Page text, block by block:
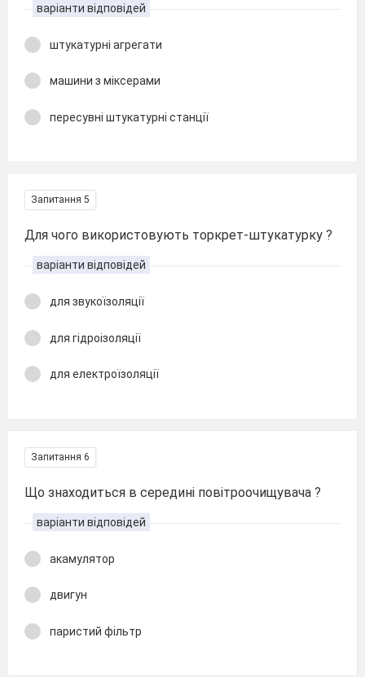
варіанти відповідей
штукатурні агрегати
машини з міксерами
пересувні штукатурні станції
Запитання 5
Для чого використовують торкрет-штукатурку ?
варіанти відповідей
для звукоїзоляції
для гідроізоляції
для електроїзоляції
Запитання 6
Що знаходиться в середині повітроочищувача ?
варіанти відповідей
акамулятор
двигун
паристий фільтр